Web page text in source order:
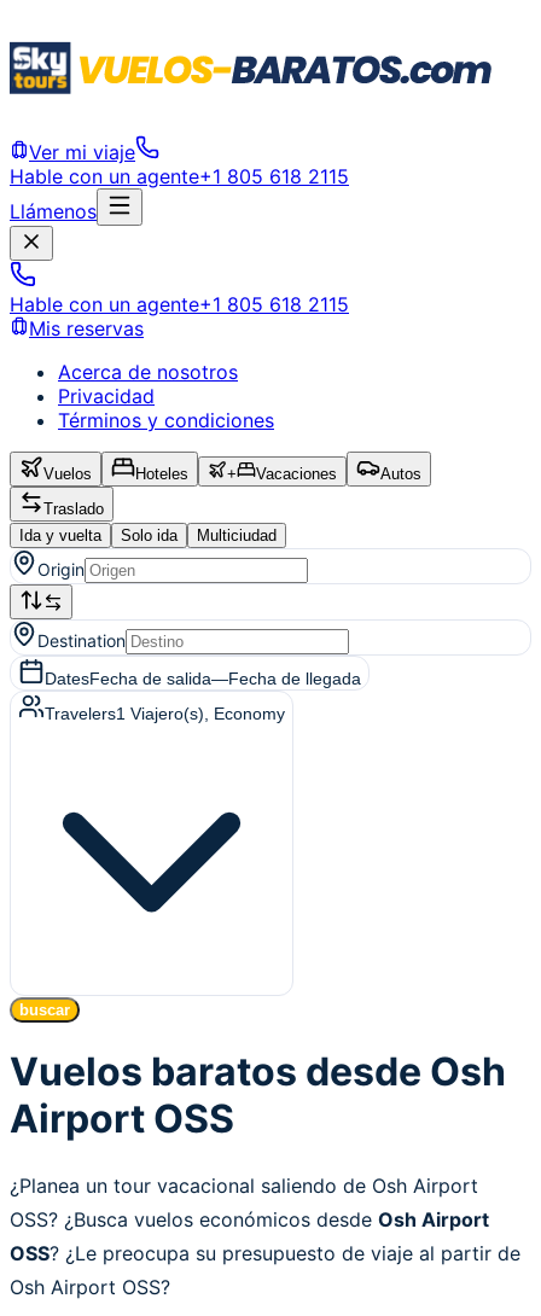
Ver mi viaje
Hable con un agente+1 805 618 2115
Llámenos
Hable con un agente+1 805 618 2115
Mis reservas
Acerca de nosotros
Privacidad
Términos y condiciones
Vuelos Hoteles + Vacaciones
Autos
Traslado
Ida y vuelta
Solo ida Multiciudad
Origin
Destination
DatesFecha de salida—Fecha de llegada
Travelers1 Viajero(s) , Economy
buscar
Vuelos baratos desde Osh
Airport OSS
¿Planea un tour vacacional saliendo de Osh Airport
OSS? ¿Busca vuelos económicos desde Osh Airport
OSS? ¿Le preocupa su presupuesto de viaje al partir de
Osh Airport OSS?